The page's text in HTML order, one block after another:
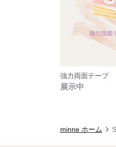
強力両面テープ
展示中
minne ホーム